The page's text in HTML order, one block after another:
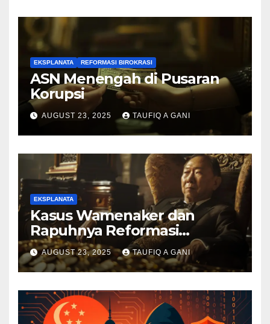
EKSPLANATA REFORMASI BIROKRASI
ASN Menengah di Pusaran
Korupsi
AUGUST 23, 2025 TAUFIQ A GANI
EKSPLANATA
Kasus Wamenaker dan
Rapuhnya Reformasi
Birokrasi
AUGUST 23, 2025 TAUFIQ A GANI